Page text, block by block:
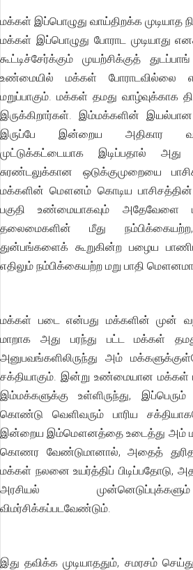
மக்கள் இப்பொழுது வாய்திறக்க முடியாத
மக்கள் இப்பொழுது போராட முடியாது
கூட்டிச்சேர்க்கும் முயற்சிக்குத்
உண்மையில் மக்கள் போராடவில்லை
மறுப்பாகும். மக்கள் தமது வாழ்வுக்காக
இருக்கிறார்கள். இம்மக்களின்
இருப்பே இன்றைய அதிகார
முட்டுக்கட்டையாக இடிப்பதால்
சுரண்டலுக்கான ஒடுக்குமுறையை
மக்களின் மௌனம் கொடிய பாசிசத்தின்
பகுதி உண்மையாகவும் அதேவேளை
தலைமைகளின் மீது
துன்பங்களைக் கூறுகின்ற பழைய
எதிலும் நம்பிக்கையற்ற மறு பாதி
மக்கள் படை என்பது மக்களின் முன்
மாறாக அது பரந்து பட்ட மக்கள்
அனுபவங்களிலிருந்து அம்
சக்தியாகும். இன்று உண்மையான
இம்மக்களுக்கு உள்ளிருந்து,
கொண்டு வெளிவரும் பாரிய
இன்றைய இம்மௌனத்தை உடைத்து அம்
கொணர வேண்டுமானால், அதைத்
மக்கள் நலனை உயர்த்திப் பிடிப்பதோடு,
அரசியல்
விமர்சிக்கப்படவேண்டும்.
இது தவிக்க முடியாததும், சமரசம்